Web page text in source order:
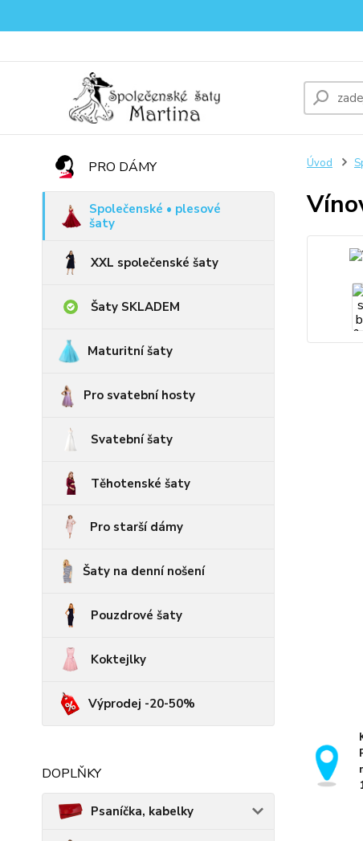
PRO DÁMY
Společenské • plesové
šaty
XXL společenské šaty
Šaty SKLADEM
Maturitní šaty
Pro svatební hosty
Svatební šaty
Těhotenské šaty
Pro starší dámy
Šaty na denní nošení
Pouzdrové šaty
Koktejlky
Výprodej -20-50%
DOPLŇKY
Psaníčka, kabelky
Úvod